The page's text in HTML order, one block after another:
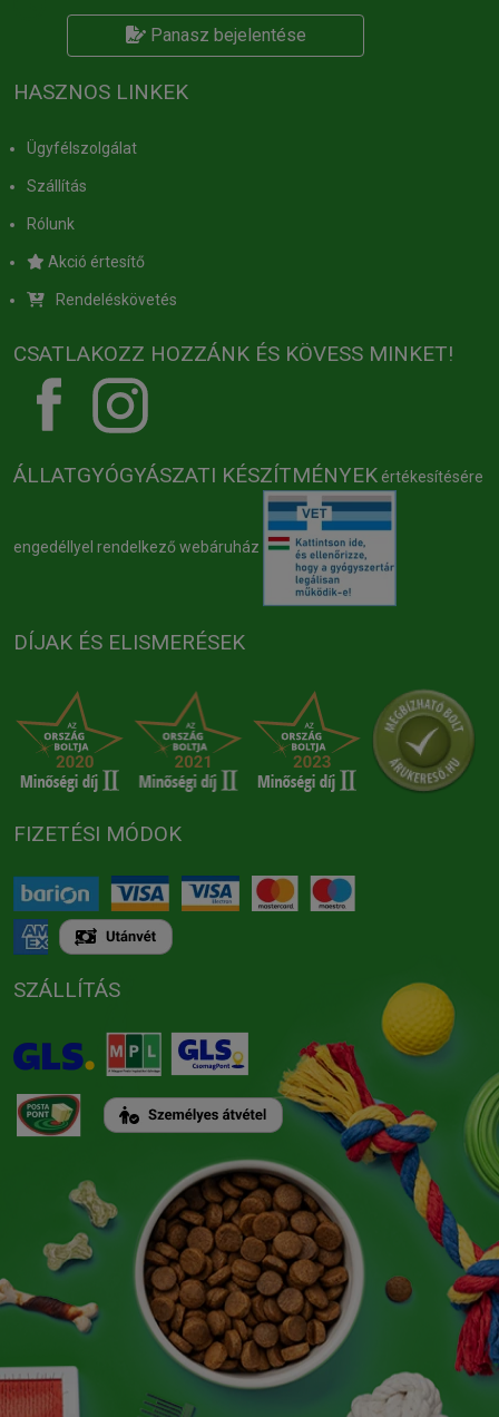
Panasz bejelentése
HASZNOS LINKEK
Ügyfélszolgálat
Szállítás
Rólunk
Akció értesítő
Rendeléskövetés
CSATLAKOZZ HOZZÁNK ÉS KÖVESS MINKET!
ÁLLATGYÓGYÁSZATI KÉSZÍTMÉNYEK értékesítésére
engedéllyel rendelkező webáruház
DÍJAK ÉS ELISMERÉSEK
FIZETÉSI MÓDOK
SZÁLLÍTÁS